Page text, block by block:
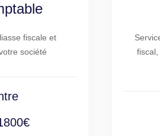
fiscale et
société